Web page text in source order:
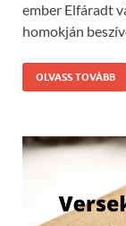
ember Elfáradt
homokján
OLVASS TOVÁBB